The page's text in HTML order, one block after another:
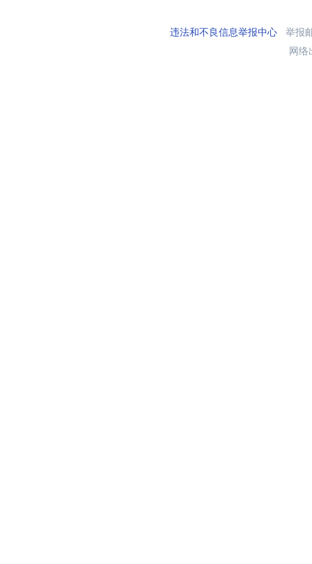
违法和不良信息举报中心举报
网